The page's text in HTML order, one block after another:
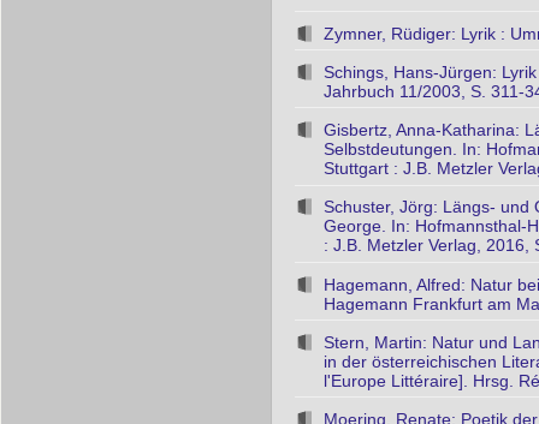
Zymner, Rüdiger: Lyrik :
Schings, Hans-Jürgen:
Jahrbuch 11/2003, S. 311-
Gisbertz, Anna-Katharina:
Selbstdeutungen. In:
Stuttgart : J.B. Metzler
Schuster, Jörg: Längs- und
George. In: Hofmannsthal-
: J.B. Metzler Verlag, 2016,
Hagemann, Alfred: Natur
Hagemann Frankfurt am
Stern, Martin: Natur und
in der österreichischen
l'Europe Littéraire]. Hrsg.
Moering, Renate: Poetik